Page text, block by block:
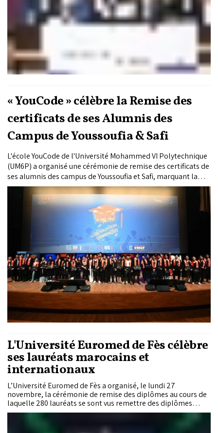
« YouCode » célèbre la Remise des
certificats de ses Alumnis des
Campus de Youssoufia & Safi
L'école YouCode de l'Université Mohammed VI Polytechnique
(UM6P) a organisé une cérémonie de remise des certificats de
ses alumnis des campus de Youssoufia et Safi, marquant la
réussite des promotions 2020, 2021, 2022 et 2023. Au total,
404 apprenants ont été certifiés après deux années d'études
intensives, suivant la pédagogie renommée de Simplon.Co.
L'Université Euromed de Fès célèbre
ses lauréats marocains et
internationaux
L’Université Euromed de Fès a organisé, le lundi 27
novembre, la cérémonie de remise des diplômes au cours de
laquelle 280 lauréats se sont vus remettre des diplômes
nationaux et des doubles diplômes.